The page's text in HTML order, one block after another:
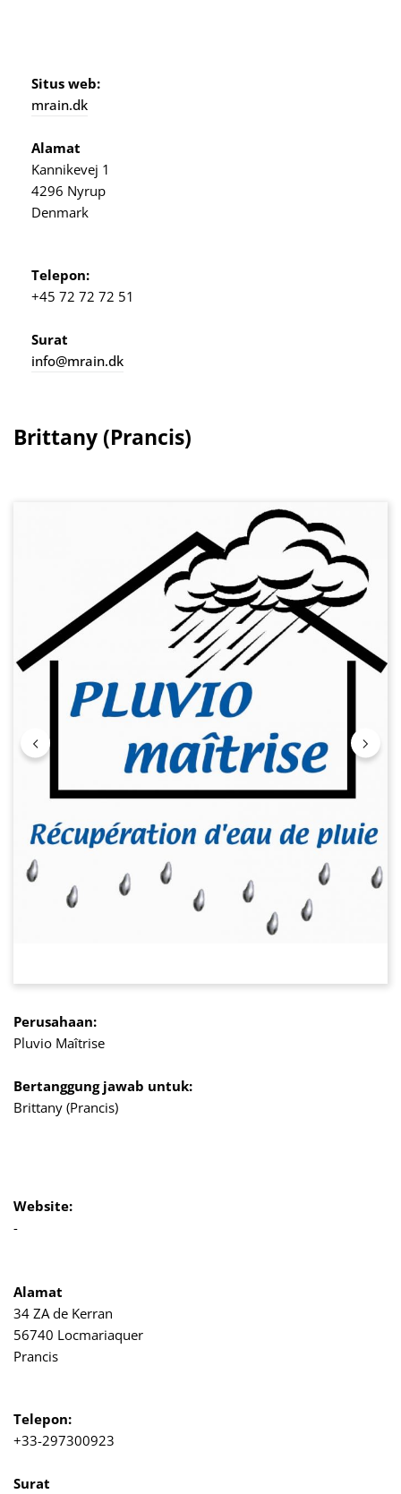
Situs web:
mrain.dk
Alamat
Kannikevej 1
4296 Nyrup
Denmark
Telepon:
+45 72 72 72 51
Surat
info@mrain.dk
Brittany (Prancis)
Perusahaan:
Pluvio Maîtrise
Bertanggung jawab untuk:
Brittany (Prancis)
Website:
-
Alamat
34 ZA de Kerran
56740 Locmariaquer
Prancis
Telepon:
+33-297300923
Surat